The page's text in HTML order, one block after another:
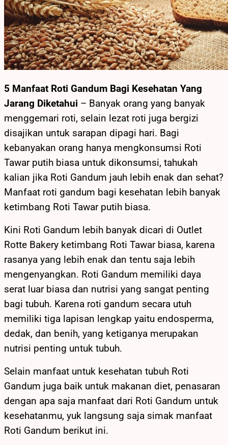
5 Manfaat Roti Gandum Bagi Kesehatan Yang
Jarang Diketahui – Banyak orang yang banyak
menggemari roti, selain lezat roti juga bergizi
disajikan untuk sarapan dipagi hari. Bagi
kebanyakan orang hanya mengkonsumsi Roti
Tawar putih biasa untuk dikonsumsi, tahukah
kalian jika Roti Gandum jauh lebih enak dan sehat?
Manfaat roti gandum bagi kesehatan lebih banyak
ketimbang Roti Tawar putih biasa.
Kini Roti Gandum lebih banyak dicari di Outlet
Rotte Bakery ketimbang Roti Tawar biasa, karena
rasanya yang lebih enak dan tentu saja lebih
mengenyangkan. Roti Gandum memiliki daya
serat luar biasa dan nutrisi yang sangat penting
bagi tubuh. Karena roti gandum secara utuh
memiliki tiga lapisan lengkap yaitu endosperma,
dedak, dan benih, yang ketiganya merupakan
nutrisi penting untuk tubuh.
Selain manfaat untuk kesehatan tubuh Roti
Gandum juga baik untuk makanan diet, penasaran
dengan apa saja manfaat dari Roti Gandum untuk
kesehatanmu, yuk langsung saja simak manfaat
Roti Gandum berikut ini.